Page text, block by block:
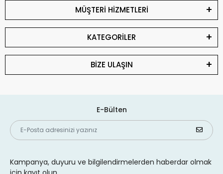
MÜŞTERİ HİZMETLERİ
KATEGORİLER
BİZE ULAŞIN
E-Bülten
Kampanya, duyuru ve bilgilendirmelerden haberdar olmak